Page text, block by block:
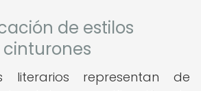
de estilos
literarios representan de